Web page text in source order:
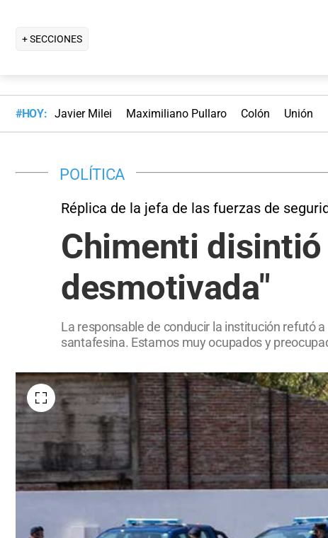
+ SECCIONES
#HOY: Javier Milei Maximiliano Pullaro Colón Unión
POLÍTICA
Réplica de la jefa de las fuerzas de
Chimenti
desmotivada"
La responsable de conducir la institución refutó
santafesina. Estamos muy ocupados y